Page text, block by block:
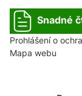
Snadné
Prohlášení o
Mapa webu